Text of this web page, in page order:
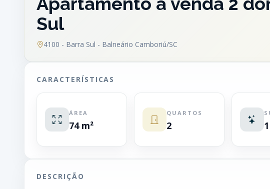
Sul
4100 - Barra Sul - Balneário Camboriú/SC
CARACTERÍSTICAS
ÁREA
74 m²
QUARTOS
2 1
DESCRIÇÃO